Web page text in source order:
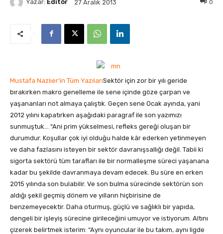
Yazar: Editör 27 Aralık 2013 0
Mustafa Nazlıer’in Tüm YazılarıSektör için zor bir yılı geride
bırakırken makro genelleme ile sene içinde göze çarpan ve
yaşananları not almaya çalıştık. Geçen sene Ocak ayında, yani
2012 yılını kapatırken aşağıdaki paragraf ile son yazımızı
sunmuştuk… “Ani prim yükselmesi, refleks gereği oluşan bir
durumdur. Koşullar çok iyi olduğu halde kâr ederken yetinmeyen
ve daha fazlasını isteyen bir sektör davranışsallığı değil. Tabii ki
sigorta sektörü tüm tarafları ile bir normalleşme süreci yaşanana
kadar bu şekilde davranmaya devam edecek. Bu süre en erken
2015 yılında son bulabilir. Ve son bulma sürecinde sektörün son
aldığı şekil geçmiş dönem ve yılların hiçbirisine de
benzemeyecektir. Daha oturmuş, güçlü ve sağlıklı bir yapıda,
dengeli bir işleyiş sürecine girileceğini umuyor ve istiyorum. Altını
çizerek belirtmek isterim: “Aynı oyuncular ile bu takım, aynı ligde